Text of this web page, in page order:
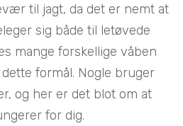
til jagt, da det er nemt at
sig både til letøvede
mange forskellige våben
formål. Nogle bruger
og her er det blot om at
for dig.